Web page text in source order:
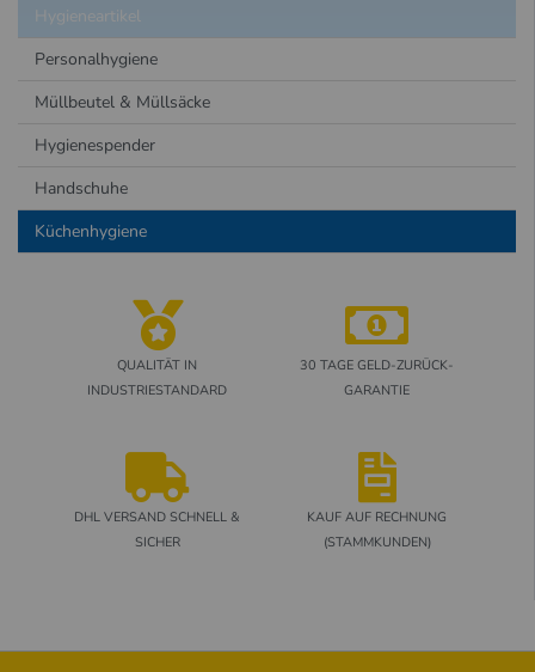
Hygieneartikel
Personalhygiene
Müllbeutel & Müllsäcke
Hygienespender
Handschuhe
Küchenhygiene
QUALITÄT IN
INDUSTRIESTANDARD
30 TAGE GELD-ZURÜCK-
GARANTIE
DHL VERSAND SCHNELL &
SICHER
KAUF AUF RECHNUNG
(STAMMKUNDEN)